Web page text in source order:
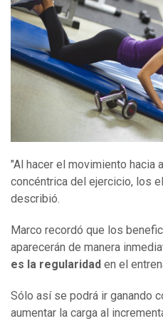
"Al hacer el movimiento hacia
concéntrica del ejercicio, los
describió.
Marco recordó que los
aparecerán de manera
es la regularidad en el
Sólo así se podrá ir ganando
aumentar la carga al